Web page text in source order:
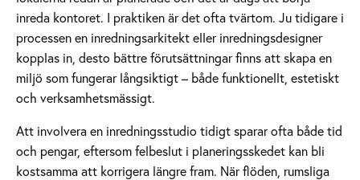
inreda kontoret. I praktiken är det ofta tvärtom. Ju tidigare i
processen en inredningsarkitekt eller inredningsdesigner
kopplas in, desto bättre förutsättningar finns att skapa en
miljö som fungerar långsiktigt – både funktionellt, estetiskt
och verksamhetsmässigt.
Att involvera en inredningsstudio tidigt sparar ofta både tid
och pengar, eftersom felbeslut i planeringsskedet kan bli
kostsamma att korrigera längre fram. När flöden, rumsliga